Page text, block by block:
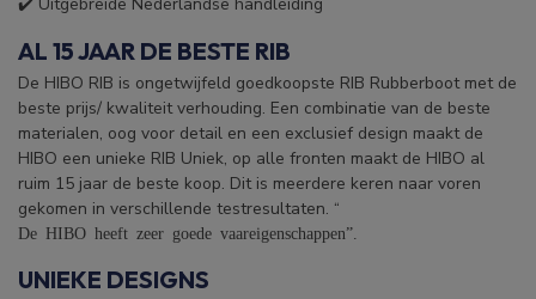
AL 15 JAAR DE BESTE RIB
De HIBO RIB is ongetwijfeld goedkoopste RIB Rubberboot met de
beste prijs/ kwaliteit verhouding. Een combinatie van de beste
materialen, oog voor detail en een exclusief design maakt de
HIBO een unieke RIB Uniek, op alle fronten maakt de HIBO al
ruim 15 jaar de beste koop. Dit is meerdere keren naar voren
gekomen in verschillende testresultaten. “
De HIBO heeft zeer goede vaareigenschappen”.
UNIEKE DESIGNS